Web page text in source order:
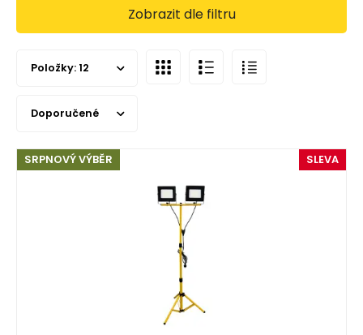
Zobrazit dle filtru
Položky: 12
Doporučené
SLEVA
SRPNOVÝ VÝBĚR